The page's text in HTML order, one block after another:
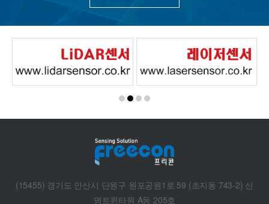
(15455) 경기도 안산시 단원구 원포공원1로 59 (초지동 743-2) 신
명트윈타원 A동 205호